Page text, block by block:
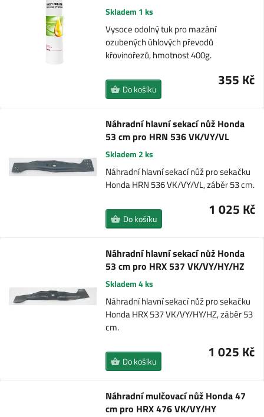
Skladem 1 ks
Vysoce odolný tuk pro mazání
ozubených úhlových převodů
křovinořezů, hmotnost 400g.
355 Kč
Do košíku
Náhradní hlavní sekací nůž Honda
53 cm pro HRN 536 VK/VY/VL
Skladem 2 ks
Náhradní hlavní sekací nůž pro sekačku
Honda HRN 536 VK/VY/VL, záběr 53 cm.
1 025 Kč
Do košíku
Náhradní hlavní sekací nůž Honda
53 cm pro HRX 537 VK/VY/HY/HZ
Skladem 4 ks
Náhradní hlavní sekací nůž pro sekačku
Honda HRX 537 VK/VY/HY/HZ, záběr 53
cm.
1 025 Kč
Do košíku
Náhradní mulčovací nůž Honda 47
cm pro HRX 476 VK/VY/HY